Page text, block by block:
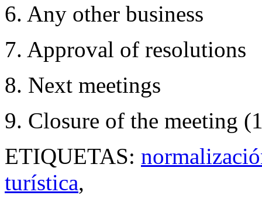
6. Any other business
7. Approval of resolutions
8. Next meetings
9. Closure of the meeting
ETIQUETAS:
turística,